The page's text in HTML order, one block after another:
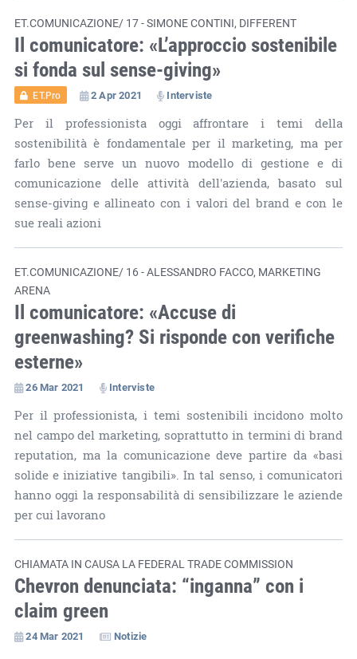
ET.COMUNICAZIONE/ 17 - SIMONE CONTINI, DIFFERENT
Il comunicatore: «L’approccio sostenibile
si fonda sul sense-giving»
ET.Pro 2 Apr 2021 Interviste
Per il professionista oggi affrontare i temi della
sostenibilità è fondamentale per il marketing, ma per
farlo bene serve un nuovo modello di gestione e di
comunicazione delle attività dell'azienda, basato sul
sense-giving e allineato con i valori del brand e con le
sue reali azioni
ET.COMUNICAZIONE/ 16 - ALESSANDRO FACCO, MARKETING
ARENA
Il comunicatore: «Accuse di
greenwashing? Si risponde con verifiche
esterne»
26 Mar 2021 Interviste
Per il professionista, i temi sostenibili incidono molto
nel campo del marketing, soprattutto in termini di brand
reputation, ma la comunicazione deve partire da «basi
solide e iniziative tangibili». In tal senso, i comunicatori
hanno oggi la responsabilità di sensibilizzare le aziende
per cui lavorano
CHIAMATA IN CAUSA LA FEDERAL TRADE COMMISSION
Chevron denunciata: “inganna” con i
claim green
24 Mar 2021 Notizie